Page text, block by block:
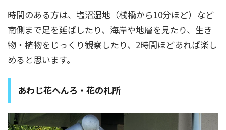
時間のある方は、塩沼湿地（桟橋から10分ほど）など
南側まで足を延ばしたり、海岸や地層を見たり、生き
物・植物をじっくり観察したり、2時間ほどあれば楽し
めると思います。
あわじ花へんろ・花の札所